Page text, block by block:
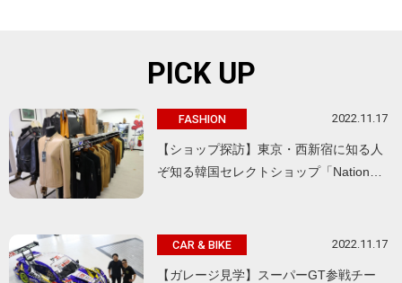
PICK UP
FASHION 2022.11.17
【ショップ探訪】東京・西新宿に知る人
ぞ知る韓国セレクトショップ「Nation…
CAR & BIKE 2022.11.17
【ガレージ見学】スーパーGT参戦チー